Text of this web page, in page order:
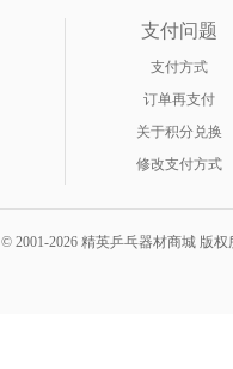
支付问题
支付方式
订单再支付
关于积分兑换
修改支付方式
© 2001-2026 精英乒乓器材商城 版